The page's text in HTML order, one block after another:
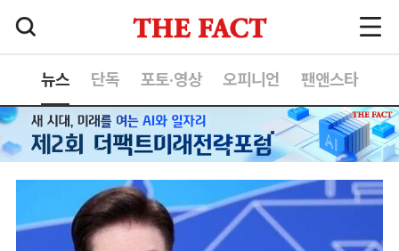
뉴스 단독 포토·영상 오피니언 팬앤스타